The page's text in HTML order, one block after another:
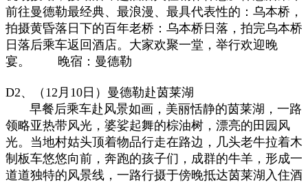
前往曼德勒最经典、最浪漫、最具代表性的：乌本桥，
拍摄黄昏落日下的百年老桥：乌本桥日落，拍完乌本桥
日落后乘车返回酒店。大家欢聚一堂，举行欢迎晚
宴。 晚宿：曼德勒
D2、（12月10日）曼德勒赴茵莱湖
早餐后乘车赴风景如画，美丽恬静的茵莱湖，一路
领略亚热带风光，婆娑起舞的棕油树，漂亮的田园风
光。当地村姑头顶着物品行走在路边，几头老牛拉着木
制板车悠悠向前，奔跑的孩子们，成群的牛羊，形成一
道道独特的风景线，一路行摄于傍晚抵达茵莱湖入住酒